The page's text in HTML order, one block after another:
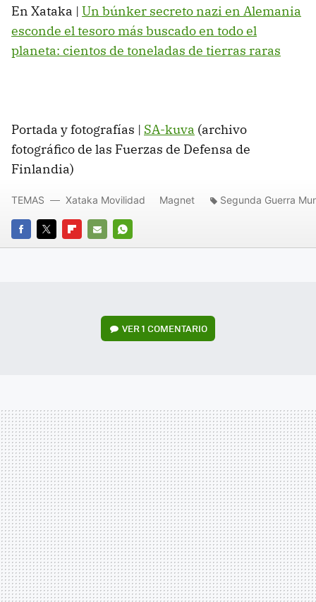
En Xataka | Un búnker secreto nazi en Alemania
esconde el tesoro más buscado en todo el
planeta: cientos de toneladas de tierras raras
Portada y fotografías | SA-kuva (archivo
fotográfico de las Fuerzas de Defensa de
Finlandia)
FACEBOOK
TWITTERFLIPBOARD
E-
WHATSAPP
TEMAS Xataka Movilidad Magnet Segunda Guerra
VER1 COMENTARIO